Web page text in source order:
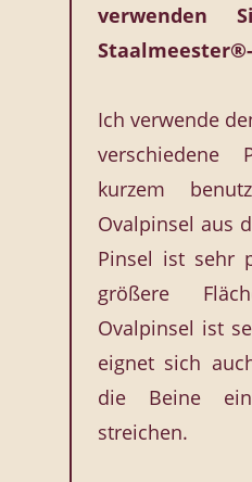
verwenden
Ich verwende
verschiedene
kurzem
Ovalpinsel aus
Pinsel ist sehr
größere
Ovalpinsel ist
eignet sich
die Beine
streichen.